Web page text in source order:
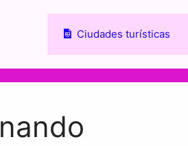
Ciudades turísticas